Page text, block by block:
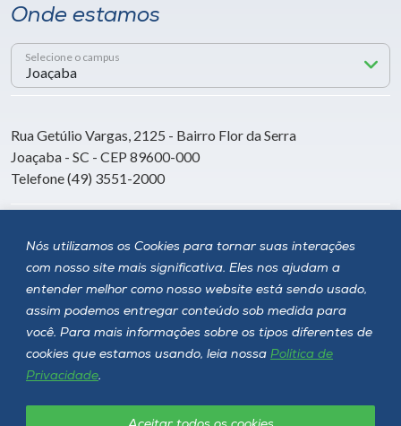
Nós utilizamos os Cookies para tornar suas interações
com nosso site mais significativa. Eles nos ajudam a
entender melhor como nosso website está sendo usado,
assim podemos entregar conteúdo sob medida para
você. Para mais informações sobre os tipos diferentes de
cookies que estamos usando, leia nossa Política de
Privacidade.
Onde estamos
Selecione o campus
Rua Getúlio Vargas, 2125 - Bairro Flor da Serra
Joaçaba - SC - CEP 89600-000
Telefone (49) 3551-2000
Siga a Unoesc